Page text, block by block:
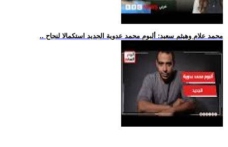
.. محمد علام وهيثم سعيد: ألبوم محمد عدوية الجديد استكمالا لنجاح